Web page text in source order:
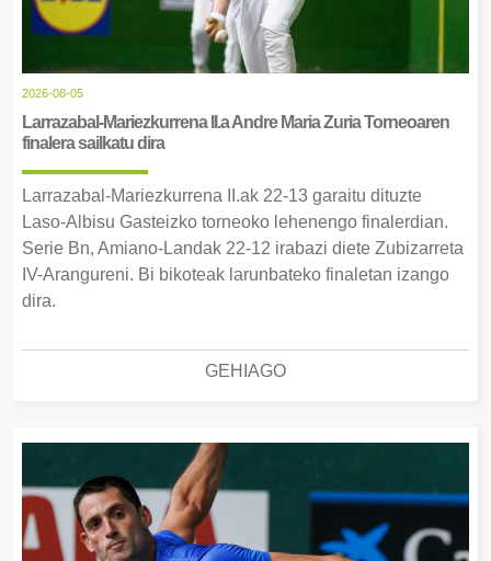
2026-08-05
Larrazabal-Mariezkurrena II.a Andre Maria Zuria Torneoaren
finalera sailkatu dira
Larrazabal-Mariezkurrena II.ak 22-13 garaitu dituzte
Laso-Albisu Gasteizko torneoko lehenengo finalerdian.
Serie Bn, Amiano-Landak 22-12 irabazi diete Zubizarreta
IV-Arangureni. Bi bikoteak larunbateko finaletan izango
dira.
GEHIAGO